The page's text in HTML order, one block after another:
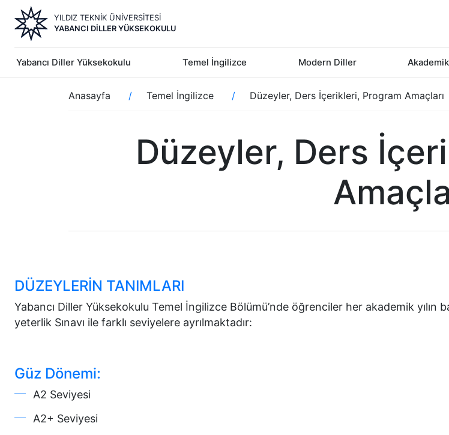
içeriğe
YILDIZ TEKNİK ÜNİVERSİTESİ
YABANCI DILLER YÜKSEKOKULU
Yabancı Diller Yüksekokulu Temel İngilizce Modern Diller
Sayfa
yolu
Anasayfa Temel İngilizce Düzeyler, Ders İçerikleri, Program Amaçları
Düzeyler, Ders
DÜZEYLERİN TANIMLARI
Yabancı Diller Yüksekokulu Temel İngilizce Bölümü’nde öğrenciler her akademik yılın
yeterlik Sınavı ile farklı seviyelere ayrılmaktadır:
Güz Dönemi:
A2 Seviyesi
A2+ Seviyesi